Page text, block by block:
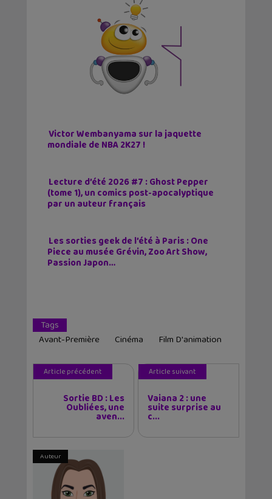
Victor Wembanyama sur la jaquette
mondiale de NBA 2K27 !
Lecture d’été 2026 #7 : Ghost Pepper
(tome 1), un comics post-apocalyptique
par un auteur français
Les sorties geek de l’été à Paris : One
Piece au musée Grévin, Zoo Art Show,
Passion Japon…
Tags
Avant-Première
Cinéma Film D'animation
Article précédent
Sortie BD : Les
Oubliées, une
aven...
Article suivant
Vaiana 2 : une
suite surprise au
c...
Auteur